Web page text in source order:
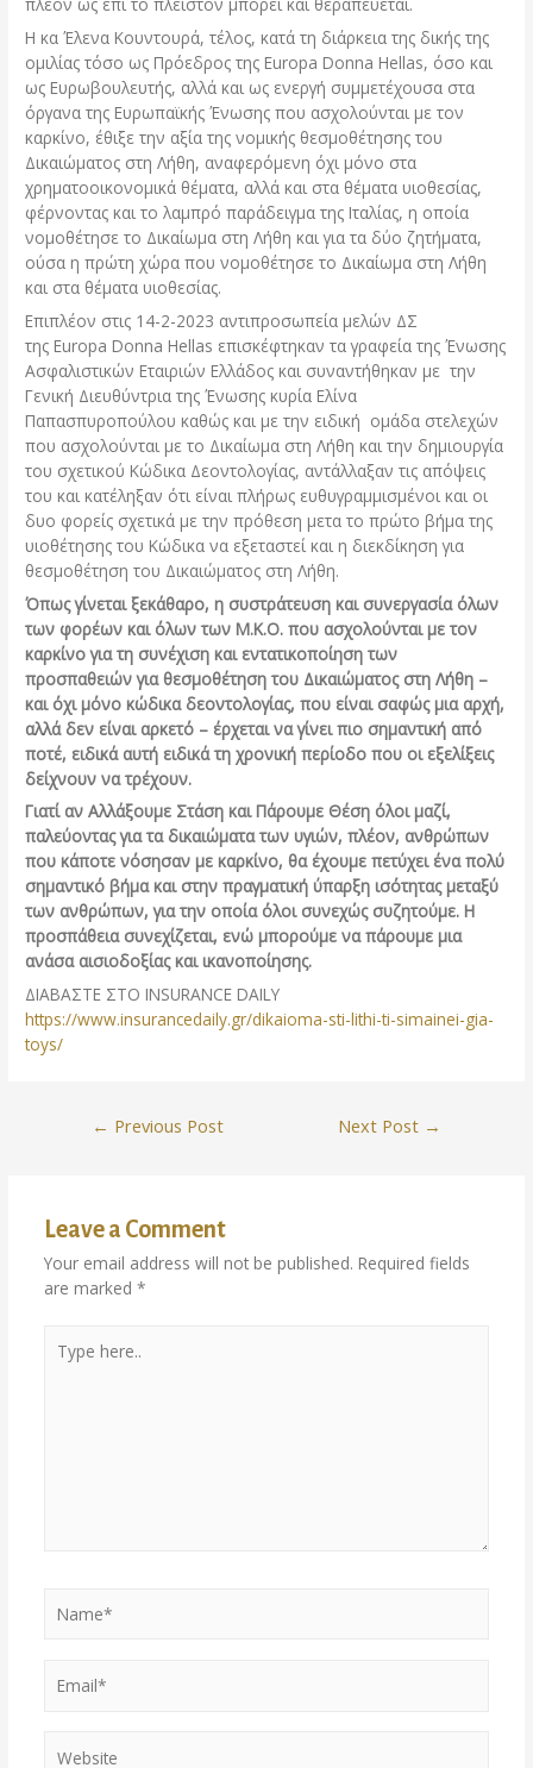
Η κα Έλενα Κουντουρά, τέλος, κατά τη διάρκεια της δικής της
ομιλίας τόσο ως Πρόεδρος της Europa Donna Hellas, όσο και
ως Ευρωβουλευτής, αλλά και ως ενεργή συμμετέχουσα στα
όργανα της Ευρωπαϊκής Ένωσης που ασχολούνται με τον
καρκίνο, έθιξε την αξία της νομικής θεσμοθέτησης του
Δικαιώματος στη Λήθη, αναφερόμενη όχι μόνο στα
χρηματοοικονομικά θέματα, αλλά και στα θέματα υιοθεσίας,
φέρνοντας και το λαμπρό παράδειγμα της Ιταλίας, η οποία
νομοθέτησε το Δικαίωμα στη Λήθη και για τα δύο ζητήματα,
ούσα η πρώτη χώρα που νομοθέτησε το Δικαίωμα στη Λήθη
και στα θέματα υιοθεσίας.
Επιπλέον στις 14-2-2023 αντιπροσωπεία μελών ΔΣ
της Europa Donna Hellas επισκέφτηκαν τα γραφεία της Ένωσης
Ασφαλιστικών Εταιριών Ελλάδος και συναντήθηκαν με την
Γενική Διευθύντρια της Ένωσης κυρία Ελίνα
Παπασπυροπούλου καθώς και με την ειδική ομάδα στελεχών
που ασχολούνται με το Δικαίωμα στη Λήθη και την δημιουργία
του σχετικού Κώδικα Δεοντολογίας, αντάλλαξαν τις απόψεις
του και κατέληξαν ότι είναι πλήρως ευθυγραμμισμένοι και οι
δυο φορείς σχετικά με την πρόθεση μετα το πρώτο βήμα της
υιοθέτησης του Κώδικα να εξεταστεί και η διεκδίκηση για
θεσμοθέτηση του Δικαιώματος στη Λήθη.
Όπως γίνεται ξεκάθαρο, η συστράτευση και συνεργασία όλων
των φορέων και όλων των Μ.Κ.Ο. που ασχολούνται με τον
καρκίνο για τη συνέχιση και εντατικοποίηση των
προσπαθειών για θεσμοθέτηση του Δικαιώματος στη Λήθη –
και όχι μόνο κώδικα δεοντολογίας, που είναι σαφώς μια αρχή,
αλλά δεν είναι αρκετό – έρχεται να γίνει πιο σημαντική από
ποτέ, ειδικά αυτή ειδικά τη χρονική περίοδο που οι εξελίξεις
δείχνουν να τρέχουν.
Γιατί αν Αλλάξουμε Στάση και Πάρουμε Θέση όλοι μαζί,
παλεύοντας για τα δικαιώματα των υγιών, πλέον, ανθρώπων
που κάποτε νόσησαν με καρκίνο, θα έχουμε πετύχει ένα πολύ
σημαντικό βήμα και στην πραγματική ύπαρξη ισότητας μεταξύ
των ανθρώπων, για την οποία όλοι συνεχώς συζητούμε. Η
προσπάθεια συνεχίζεται, ενώ μπορούμε να πάρουμε μια
ανάσα αισιοδοξίας και ικανοποίησης.
ΔΙΑΒΑΣΤΕ ΣΤΟ INSURANCE DAILY
https://www.insurancedaily.gr/dikaioma-sti-lithi-ti-simainei-gia-
toys/
← Previous Post Next Post →
Leave a Comment
Your email address will not be published. Required fields
are marked *